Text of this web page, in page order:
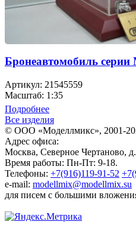
Бронеавтомобиль
Артикул: 21545559
Масштаб: 1:35
Подробнее
Все изделия
© ООО «Моделлмикс», 2001-
Адрес офиса:
Москва, Северное Чертаново,
Время работы: Пн-Пт: 9-18.
Телефоны: +7(916)119-91-52
e-mail: modellmix@modellmix.su
для писем с большими